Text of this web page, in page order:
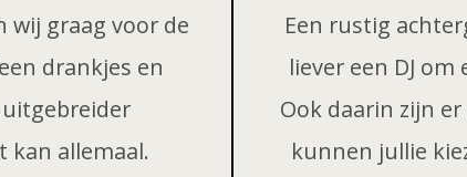
wij graag voor de
drankjes en
kan allemaal.
Een rustig
liever een DJ
Ook daarin zijn
kunnen jullie